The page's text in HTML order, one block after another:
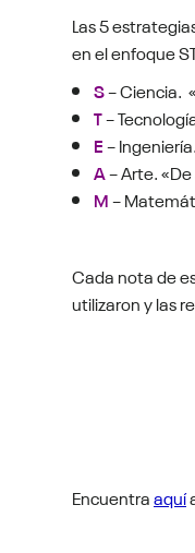
Las 5
en el enfoque
S– Ciencia.
T–
E–
A– Arte.
M–
Cada nota de
utilizaron y las
Encuentraaquí